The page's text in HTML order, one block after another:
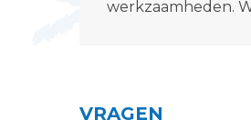
werkzaamheden.
VRAGEN